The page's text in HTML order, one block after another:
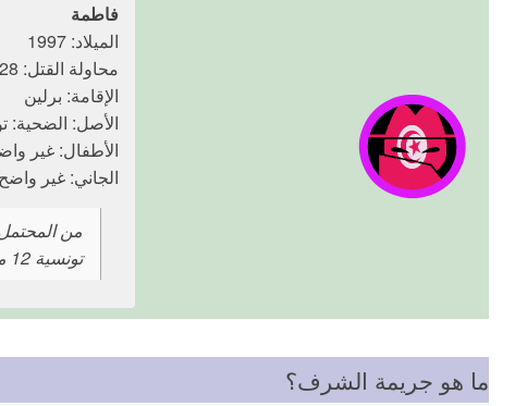
فاطمة
الميلاد: 1997
محاولة القتل: 28 يناير 2023
الإقامة: برلين
الأصل: الضحية:
الأطفال: غير
الجاني: غير واضح
تونسية 12 مرة أمام منزلها. الجاني يهرب. يتم نقل الضحية إلى المستشفى، حيث تخضع لجراحة طارئة وتنجو.
ما هو جريمة الشرف؟